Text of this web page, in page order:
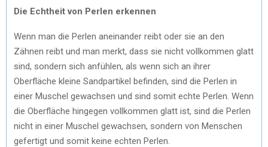
Die Echtheit von Perlen erkennen
Wenn man die Perlen aneinander reibt oder sie an den
Zähnen reibt und man merkt, dass sie nicht vollkommen glatt
sind, sondern sich anfühlen, als wenn sich an ihrer
Oberfläche kleine Sandpartikel befinden, sind die Perlen in
einer Muschel gewachsen und sind somit echte Perlen. Wenn
die Oberfläche hingegen vollkommen glatt ist, sind die Perlen
nicht in einer Muschel gewachsen, sondern von Menschen
gefertigt und somit keine echten Perlen.